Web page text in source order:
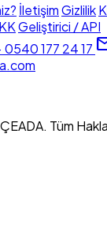
İletişimGizlilik
Geliştirici / API
0540 177 24 17
Tüm